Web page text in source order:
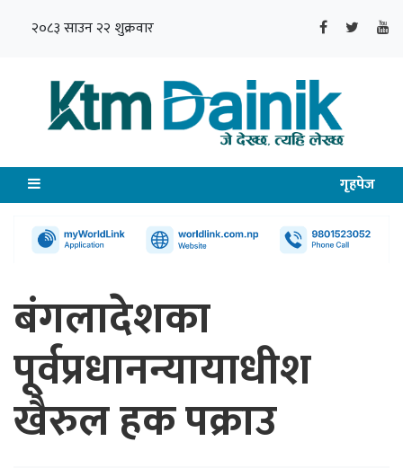
२०८३ साउन २२ शुक्रवार
गृहपेज
बंगलादेशका
पूर्वप्रधानन्यायाधीश
खैरुल हक पक्राउ